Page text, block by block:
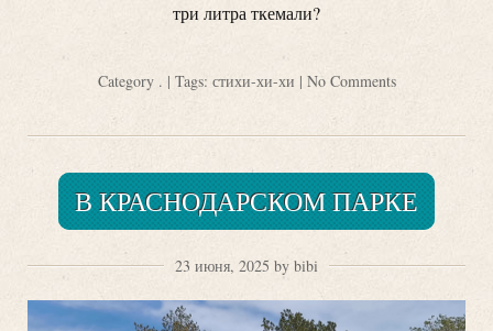
три литра ткемали?
Category . | Tags: стихи-хи-хи | No Comments
В КРАСНОДАРСКОМ ПАРКЕ
23 июня, 2025 by bibi
Видеоплеер